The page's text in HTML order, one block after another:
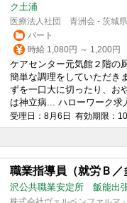
ク土浦
医療法人社団 青洲会 - 茨城
パート
時給 1,080円 ～ 1,200円
ケアセンター元気館２階の
簡単な調理をしていただき
ずを一口大に切ったり、
は神立病... ハローワーク求
受理日：8月6日 有効期限：
職業指導員（就労Ｂ
沢公共職業安定所 飯能出